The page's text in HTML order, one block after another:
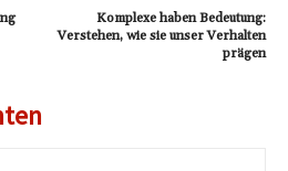
Komplexe haben Bedeutung:
Verstehen, wie sie unser Verhalten
prägen